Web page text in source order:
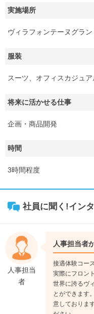
実施場所
ヴィラフォンテーヌグラン
服装
スーツ、オフィスカジュア
将来に活かせる仕事
企画・商品開発
時間
3時間程度
社員に聞く!イン
人事担当
者
人事担当者
接遇体験コー
実際にフロン
世界に誇るヴ
とができます
意しておりま